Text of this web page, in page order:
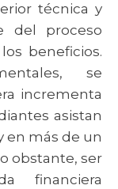
técnica y
del proceso
beneficios.
se
incrementa
asistan
en más de un
obstante, ser
financiera